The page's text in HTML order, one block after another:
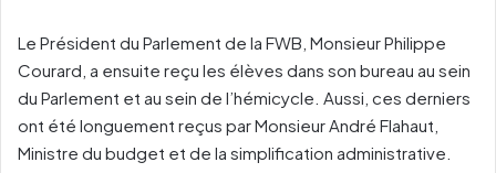
Le Président du Parlement de la FWB, Monsieur Philippe
Courard, a ensuite reçu les élèves dans son bureau au sein
du Parlement et au sein de l’hémicycle. Aussi, ces derniers
ont été longuement reçus par Monsieur André Flahaut,
Ministre du budget et de la simplification administrative.